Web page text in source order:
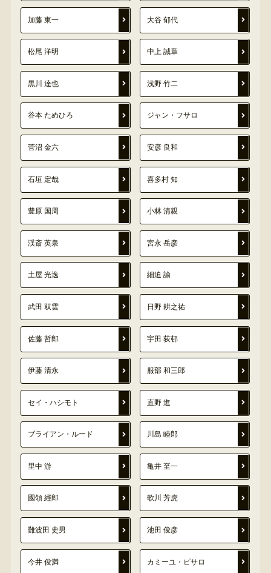
加藤 東一 大谷 郁代
松尾 洋明 中上 誠章
黒川 達也 浅野 竹二
谷本 ためひろ ジャン・フサロ
菅沼 金六 安彦 良和
石垣 定哉 喜多村 知
豊原 国周 小林 清親
渓斎 英泉 宮永 岳彦
土屋 光逸 細迫 諭
武田 双雲 日野 耕之祐
佐藤 哲郎 宇田 荻邨
伊藤 清永 服部 和三郎
セイ・ハシモト 直野 進
ブライアン・ルード 川島 睦郎
里中 游 亀井 至一
國領 經郎 歌川 芳虎
難波田 史男 池田 俊彦
今井 俊満 カミーユ・ピサロ